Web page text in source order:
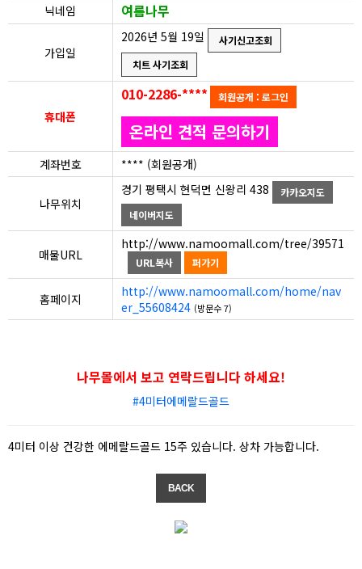
닉네임
여름나무
가입일
2026년 5월 19일
사기신고조회
치트 사기조회
휴대폰
010-2286-**** 회원공개 : 로그인
온라인 견적 문의하기
계좌번호 **** (회원공개)
나무위치
경기 평택시 현덕면 신왕리 438
카카오지도
네이버지도
매물URL
http://www.namoomall.com/tree/39571
URL복사 퍼가기
홈페이지
http://www.namoomall.com/home/nav
er_55608424 (방문수 7)
나무몰에서 보고 연락드립니다 하세요!
#4미터에메랄드골드
4미터 이상 건강한 에메랄드골드 15주 있습니다. 상차 가능합니다.